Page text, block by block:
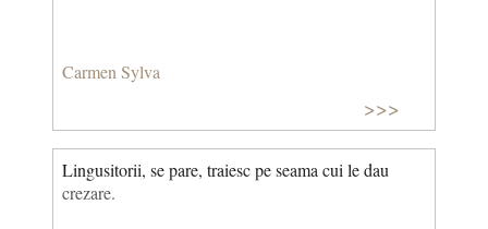
privința calităților pe care nu le posedă.
Carmen Sylva
>>>
Lingusitorii, se pare, traiesc pe seama cui le dau
crezare.